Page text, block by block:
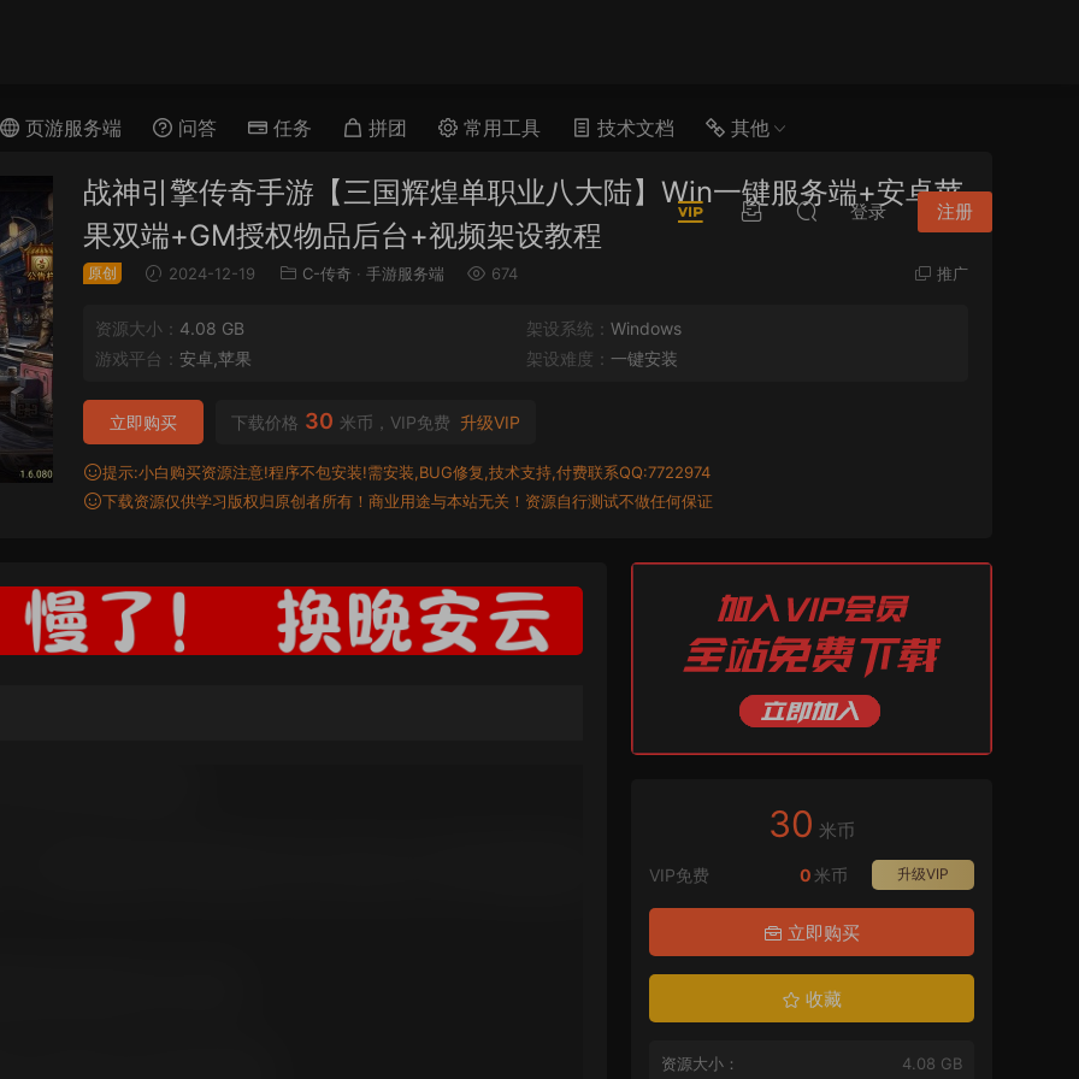
页游服务端 问答 任务 拼团 常用工具 技术文档 其他
登录 注册
战神引擎传奇手游【三国辉煌单职业八大陆】Win一键服务端+安卓苹
果双端+GM授权物品后台+视频架设教程
原创 2024-12-19 C-传奇 · 手游服务端 674 推广
资源大小： 4.08 GB 架设系统： Windows
游戏平台： 安卓,苹果 架设难度： 一键安装
下载价格 30 米币，VIP免费 升级VIP
立即购买
提示:小白购买资源注意!程序不包安装!需安装,BUG修复,技术支持,付费联系QQ:7722974
下载资源仅供学习版权归原创者所有！商业用途与本站无关！资源自行测试不做任何保证
30 米币
VIP免费 升级VIP
0 米币
立即购买
收藏
资源大小： 4.08 GB